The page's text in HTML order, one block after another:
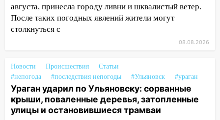
13:59 В Новом городе ураганным
ветром сорвало опалубку со
как устраняют последствия мощного
шторма
13:49 Стихия продолжает крушить
Ульяновск: дерево рухнуло на дом на
августа, принесла городу ливни и шквалистый ветер.
После таких погодных явлений жители могут
столкнуться с
08.08.2026
Новости Происшествия
Статьи
#непогода
#последствия непогоды #Ульяновск #ураган
Ураган ударил по Ульяновску: сорванные
крыши, поваленные деревья, затопленные
улицы и остановившиеся трамваи